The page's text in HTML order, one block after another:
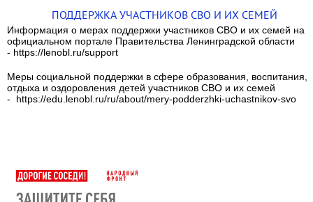
ПОДДЕРЖКА УЧАСТНИКОВ СВО И ИХ СЕМЕЙ
Информация о мерах поддержки участников СВО и их семей на
официальном портале Правительства Ленинградской области
- https://lenobl.ru/support
Меры социальной поддержки в сфере образования, воспитания,
отдыха и оздоровления детей участников СВО и их семей
- https://edu.lenobl.ru/ru/about/mery-podderzhki-uchastnikov-svo